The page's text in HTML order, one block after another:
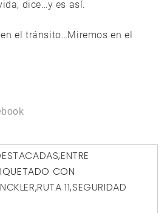
dice…y es así.
el tránsito…Miremos en el
,ENTRE
CON
,RUTA 11,SEGURIDAD